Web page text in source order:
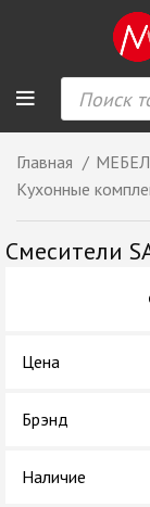
Главная
Кухонные
Смесители
Цена
Брэнд
Наличие